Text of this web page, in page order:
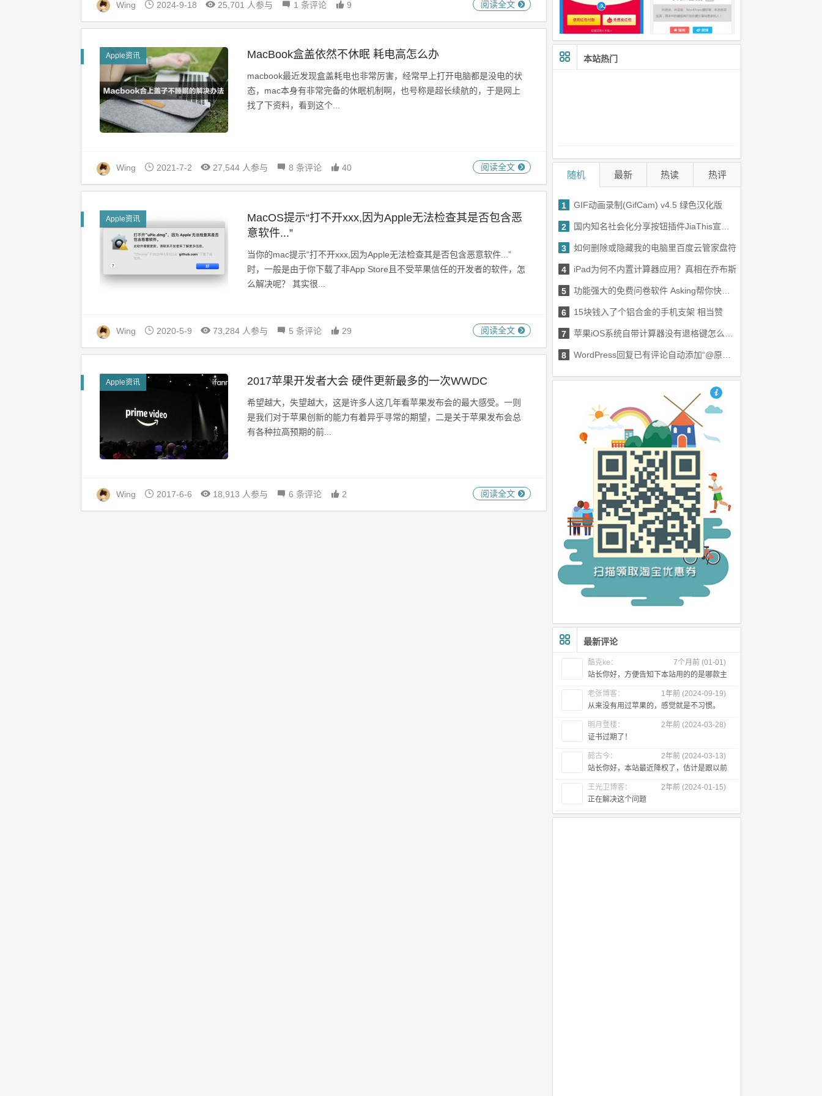
阅读全文
Wing 2024-9-18 25,701 人参与 1 条评论 9
Apple资讯 MacBook盒盖依然不休眠 耗电高怎么办
macbook最近发现盒盖耗电也非常厉害，经常早上打开电脑都是没电的状
态，mac本身有非常完备的休眠机制啊，也号称是超长续航的，于是网上
找了下资料，看到这个...
阅读全文
Wing 2021-7-2 27,544 人参与 8 条评论 40
Apple资讯
MacOS提示“打不开xxx,因为Apple无法检查其是否包含恶
意软件...”
当你的mac提示“打不开xxx,因为Apple无法检查其是否包含恶意软件...”
时，一般是由于你下载了非App Store且不受苹果信任的开发者的软件，怎
么解决呢？ 其实很...
阅读全文
Wing 2020-5-9 73,284 人参与 5 条评论 29
Apple资讯 2017苹果开发者大会 硬件更新最多的一次WWDC
希望越大，失望越大，这是许多人这几年看苹果发布会的最大感受。一则
是我们对于苹果创新的能力有着异乎寻常的期望，二是关于苹果发布会总
有各种拉高预期的前...
阅读全文
Wing 2017-6-6 18,913 人参与 6 条评论 2
本站热门
随机 最新 热读 热评
1 GIF动画录制(GifCam) v4.5 绿色汉化版
2 国内知名社会化分享按钮插件JiaThis宣布关闭
3 如何删除或隐藏我的电脑里百度云管家盘符
4 iPad为何不内置计算器应用？真相在乔布斯
5 功能强大的免费问卷软件 Asking帮你快速收集意见
6 15块钱入了个铝合金的手机支架 相当赞
7 苹果iOS系统自带计算器没有退格键怎么办？
8 WordPress回复已有评论自动添加“@原评论者昵称”
也想出现在这里？联系我们吧
最新评论
酷克ke：
7个月前 (01-01)
站长你好，方便告知下本站用的的是哪款主
老张博客：
1年前 (2024-09-19)
从来没有用过苹果的，感觉就是不习惯。
明月登楼：
2年前 (2024-03-28)
证书过期了！
懿古今：
2年前 (2024-03-13)
站长你好，本站最近降权了，估计是跟以前
王光卫博客：
2年前 (2024-01-15)
正在解决这个问题